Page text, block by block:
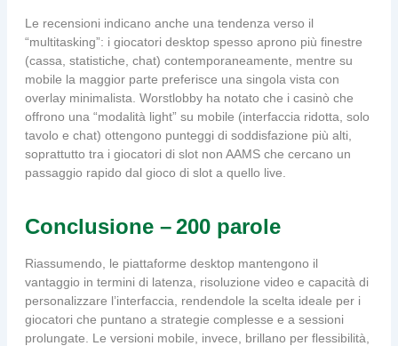
Le recensioni indicano anche una tendenza verso il
“multitasking”: i giocatori desktop spesso aprono più finestre
(cassa, statistiche, chat) contemporaneamente, mentre su
mobile la maggior parte preferisce una singola vista con
overlay minimalista. Worstlobby ha notato che i casinò che
offrono una “modalità light” su mobile (interfaccia ridotta, solo
tavolo e chat) ottengono punteggi di soddisfazione più alti,
soprattutto tra i giocatori di slot non AAMS che cercano un
passaggio rapido dal gioco di slot a quello live.
Conclusione – 200 parole
Riassumendo, le piattaforme desktop mantengono il
vantaggio in termini di latenza, risoluzione video e capacità di
personalizzare l’interfaccia, rendendole la scelta ideale per i
giocatori che puntano a strategie complesse e a sessioni
prolungate. Le versioni mobile, invece, brillano per flessibilità,